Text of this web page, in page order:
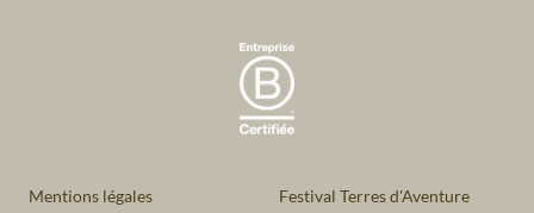
Mentions légales Festival Terres d'Aventure